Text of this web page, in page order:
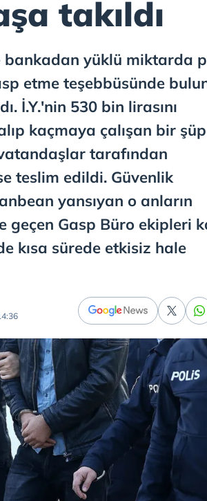
takıldı
bankadan yüklü miktarda
etme teşebbüsünde
İ.Y.'nin 530 bin lirasını
kaçmaya çalışan bir
tarafından
teslim edildi. Güvenlik
yansıyan o anların
geçen Gasp Büro ekipleri
kısa sürede etkisiz hale